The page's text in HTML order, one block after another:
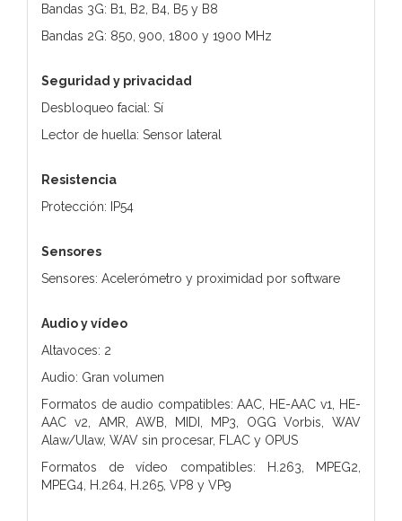
Bandas 3G: B1, B2, B4, B5 y B8
Bandas 2G: 850, 900, 1800 y 1900 MHz
Seguridad y privacidad
Desbloqueo facial: Sí
Lector de huella: Sensor lateral
Resistencia
Protección: IP54
Sensores
Sensores: Acelerómetro y proximidad por software
Audio y vídeo
Altavoces: 2
Audio: Gran volumen
Formatos de audio compatibles: AAC, HE-AAC v1, HE-
AAC v2, AMR, AWB, MIDI, MP3, OGG Vorbis, WAV
Alaw/Ulaw, WAV sin procesar, FLAC y OPUS
Formatos de vídeo compatibles: H.263, MPEG2,
MPEG4, H.264, H.265, VP8 y VP9